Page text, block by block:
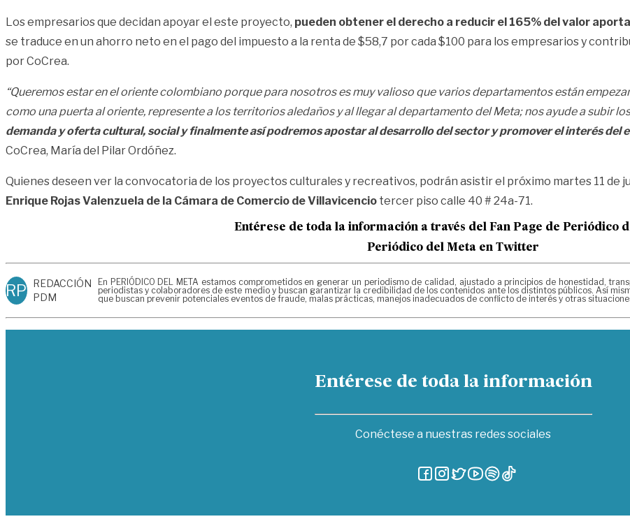
Los empresarios que decidan apoyar el este proyecto, pueden obtener el derecho a reducir el 165% del valor
se traduce en un ahorro neto en el pago del impuesto a la renta de $58,7 por cada $100 para los empresarios y
por CoCrea.
“Queremos estar en el oriente colombiano porque para nosotros es muy valioso que varios departamentos están
como una puerta al oriente, represente a los territorios aledaños y al llegar al departamento del Meta; nos ayude a subir
demanda y oferta cultural, social y finalmente así podremos apostar al desarrollo del sector y promover el interés del
CoCrea, María del Pilar Ordóñez.
Quienes deseen ver la convocatoria de los proyectos culturales y recreativos, podrán asistir el próximo martes 11 de
Enrique Rojas Valenzuela de la Cámara de Comercio de Villavicencio tercer piso calle 40 # 24a-71.
Entérese de toda la información a través del Fan Page de Periódico
Periódico del Meta en Twitter
RP REDACCIÓN
PDM
En PERIÓDICO DEL META estamos comprometidos en generar un periodismo de calidad, ajustado a principios de honestidad,
periodistas y colaboradores de este medio y buscan garantizar la credibilidad de los contenidos ante los distintos públicos. Así
que buscan prevenir potenciales eventos de fraude, malas prácticas, manejos inadecuados de conflicto de interés y otras
Entérese de toda la información
Conéctese a nuestras redes sociales